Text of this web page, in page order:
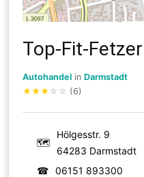
Top-Fit-
Autohandel inDarmstadt
★★★ ☆ ☆ (6)
🗺
Hölgesstr. 9
64283 Darmstadt
☎
06151 893300